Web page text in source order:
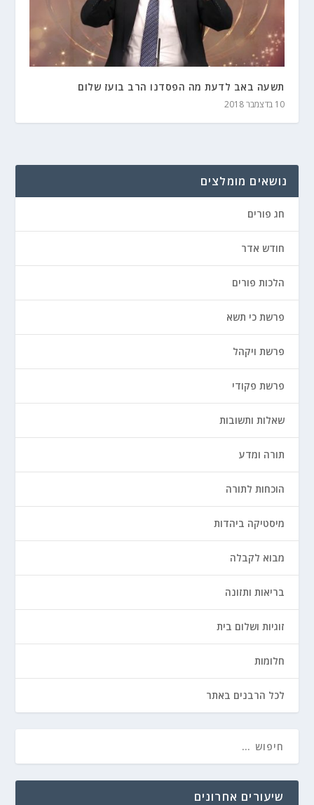
תשעה באב לדעת מה הפסדנו הרב בועז שלום
10 בדצמבר 2018
נושאים מומלצים
חג פורים
חודש אדר
הלכות פורים
פרשת כי תשא
פרשת ויקהל
פרשת פקודי
שאלות ותשובות
תורה ומדע
הוכחות לתורה
מיסטיקה ביהדות
מבוא לקבלה
בריאות ותזונה
זוגיות ושלום בית
חלומות
לכל הרבנים באתר
שיעורים אחרונים